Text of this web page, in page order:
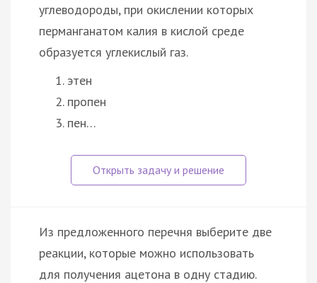
углеводороды, при окислении которых
перманганатом калия в кислой среде
образуется углекислый газ.
этен
пропен
пен…
Из предложенного перечня выберите две
реакции, которые можно использовать
для получения ацетона в одну стадию.